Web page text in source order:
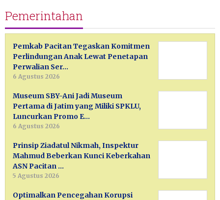
Pemerintahan
Pemkab Pacitan Tegaskan Komitmen
Perlindungan Anak Lewat Penetapan
Perwalian Ser…
6 Agustus 2026
Museum SBY-Ani Jadi Museum
Pertama di Jatim yang Miliki SPKLU,
Luncurkan Promo E…
6 Agustus 2026
Prinsip Ziadatul Nikmah, Inspektur
Mahmud Beberkan Kunci Keberkahan
ASN Pacitan …
5 Agustus 2026
Optimalkan Pencegahan Korupsi